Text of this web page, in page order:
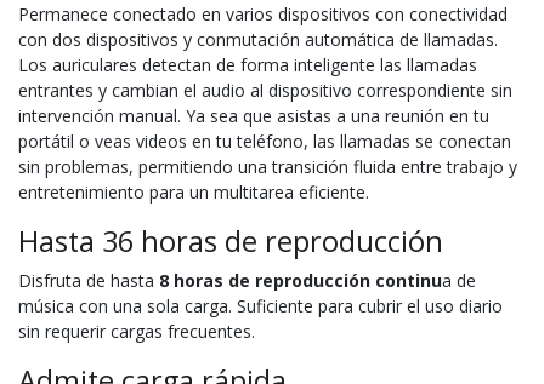
Permanece conectado en varios dispositivos con conectividad
con dos dispositivos y conmutación automática de llamadas.
Los auriculares detectan de forma inteligente las llamadas
entrantes y cambian el audio al dispositivo correspondiente sin
intervención manual. Ya sea que asistas a una reunión en tu
portátil o veas videos en tu teléfono, las llamadas se conectan
sin problemas, permitiendo una transición fluida entre trabajo y
entretenimiento para un multitarea eficiente.
Hasta 36 horas de reproducción
Disfruta de hasta 8 horas de reproducción continua de
música con una sola carga. Suficiente para cubrir el uso diario
sin requerir cargas frecuentes.